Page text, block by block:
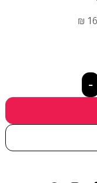
₪
-